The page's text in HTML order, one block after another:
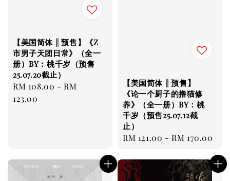
【美国简体 || 预售】《Z
市男子天团日常》（全一
册）BY：桃千岁（预售
25.07.20截止）
Regular
price
RM 108.00 -RM
123.00
【美国简体 || 预售】
《论一个厨子的撸猫修
养》（全一册）BY：桃
千岁（预售25.07.12截
止）
Regular
RM 121.00 -RM 170.00